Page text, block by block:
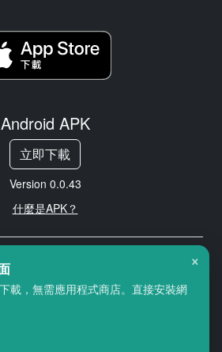
Android APK
立即下載
Version 0.0.43
什麼是APK？
rights
×
載，無需應用程式商店。直接安裝網